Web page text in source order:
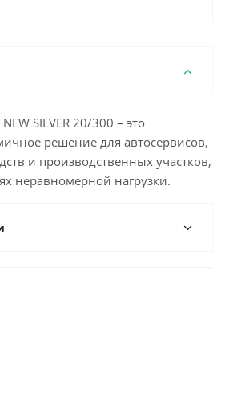
SILVER 20/300 – это
решение для автосервисов,
и производственных участков,
неравномерной нагрузки.